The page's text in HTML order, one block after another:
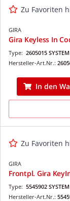
Zu Favoriten
GIRA
Gira Keyless In
Type: 2605015
Hersteller-Art.Nr.:
In den
Zu Favoriten
GIRA
Frontpl. Gira
Type: 5545902
Hersteller-Art.Nr.: